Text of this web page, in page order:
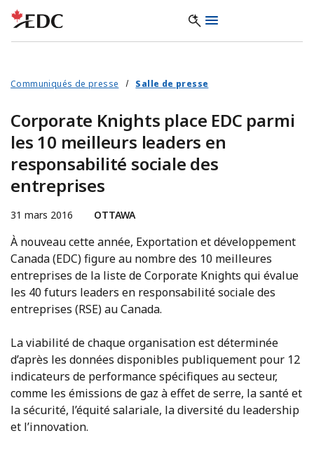
Communiqués de presse Salle de presse
Corporate Knights place EDC parmi
les 10 meilleurs leaders en
responsabilité sociale des
entreprises
31 mars 2016 OTTAWA
À nouveau cette année, Exportation et développement
Canada (EDC) figure au nombre des 10 meilleures
entreprises de la liste de Corporate Knights qui évalue
les 40 futurs leaders en responsabilité sociale des
entreprises (RSE) au Canada.
La viabilité de chaque organisation est déterminée
d’après les données disponibles publiquement pour 12
indicateurs de performance spécifiques au secteur,
comme les émissions de gaz à effet de serre, la santé et
la sécurité, l’équité salariale, la diversité du leadership
et l’innovation.